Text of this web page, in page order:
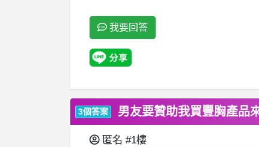
我要回答
3個答案 男友要贊助我買豐胸產品
匿名 #1樓